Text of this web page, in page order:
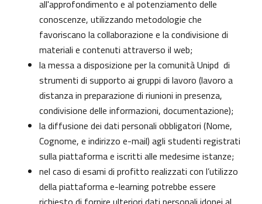
all'approfondimento e al potenziamento delle
conoscenze, utilizzando metodologie che
favoriscano la collaborazione e la condivisione di
materiali e contenuti attraverso il web;
la messa a disposizione per la comunità Unipd di
strumenti di supporto ai gruppi di lavoro (lavoro a
distanza in preparazione di riunioni in presenza,
condivisione delle informazioni, documentazione);
la diffusione dei dati personali obbligatori (Nome,
Cognome, e indirizzo e-mail) agli studenti registrati
sulla piattaforma e iscritti alle medesime istanze;
nel caso di esami di profitto realizzati con l’utilizzo
della piattaforma e-learning potrebbe essere